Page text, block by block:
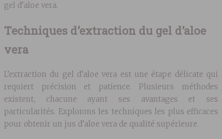
gel d’aloe vera.
Techniques d’extraction du gel d’aloe
vera
L’extraction du gel d’aloe vera est une étape délicate qui
requiert précision et patience. Plusieurs méthodes
existent, chacune ayant ses avantages et ses
particularités. Explorons les techniques les plus efficaces
pour obtenir un jus d’aloe vera de qualité supérieure.